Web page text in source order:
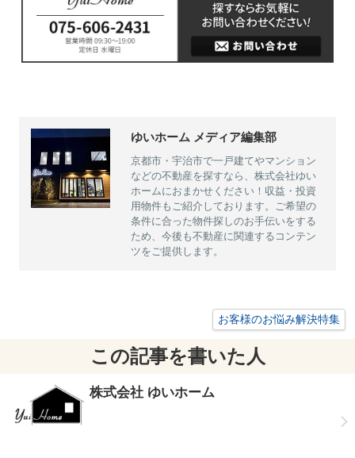
ゆいホーム メディア編集部
京都市・宇治市で一戸建てやマンション
などの不動産を探すなら、株式会社ゆい
ホームにおまかせください！収益・投資
用物件もご紹介しております。ご希望の
条件に合った物件探しのお手伝いをする
ため、今後も不動産に関連するコンテン
ツをご提供します。
お客様のお悩み解決特集
この記事を書いた人
株式会社 ゆいホーム